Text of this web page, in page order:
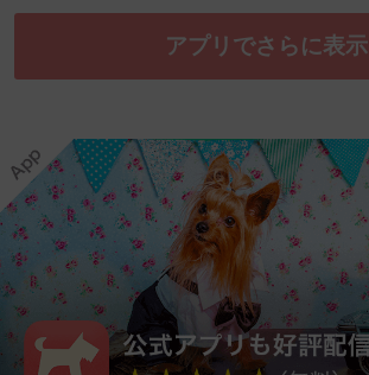
アプリでさらに表示